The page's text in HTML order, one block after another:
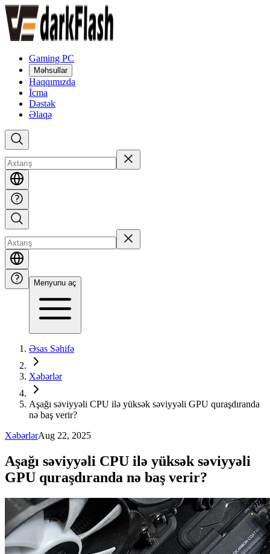
Gaming PC
Məhsullar
Haqqımızda
İcma
Dəstək
Əlaqə
Menyunu aç
Əsas Səhifə
Xəbərlər
Aşağı səviyyəli CPU ilə yüksək səviyyəli GPU quraşdıranda
nə baş verir?
XəbərlərAug 22, 2025
Aşağı səviyyəli CPU ilə yüksək səviyyəli
GPU quraşdıranda nə baş verir?